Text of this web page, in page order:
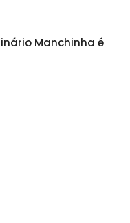
Manchinha é